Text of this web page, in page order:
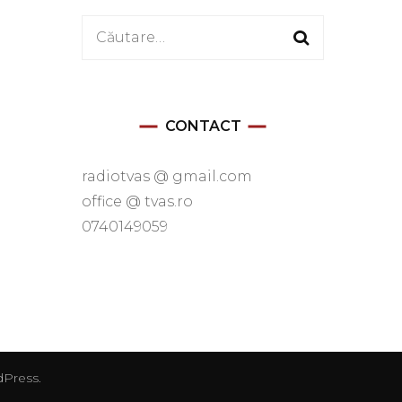
Caută
CONTACT
radiotvas @ gmail.com
office @ tvas.ro
0740149059
.